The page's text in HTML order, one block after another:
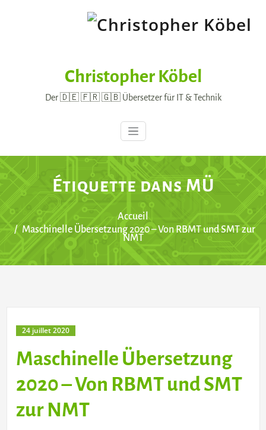
Christopher Köbel
Der 🇩🇪 🇫🇷 🇬🇧 Übersetzer für IT & Technik
Étiquette dans MÜ
Accueil
Maschinelle Übersetzung 2020 – Von RBMT und SMT zur
NMT
24 juillet 2020
Maschinelle Übersetzung
2020 – Von RBMT und SMT
zur NMT